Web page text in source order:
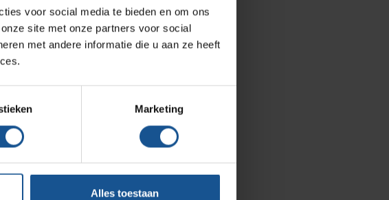
voor social media te bieden en om ons
site met onze partners voor social
met andere informatie die u aan ze heeft
Marketing
Alles toestaan
BINBIN
Over VE-Systems
Contact
Ons team
Klantcases
Vacatures